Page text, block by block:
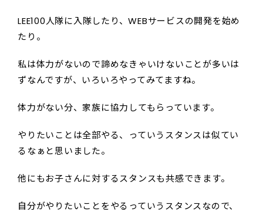
LEE100人隊に入隊したり、WEBサービスの開発を始め
たり。
私は体力がないので諦めなきゃいけないことが多いは
ずなんですが、いろいろやってみてますね。
体力がない分、家族に協力してもらっています。
やりたいことは全部やる、っていうスタンスは似てい
るなぁと思いました。
他にもお子さんに対するスタンスも共感できます。
自分がやりたいことをやるっていうスタンスなので、